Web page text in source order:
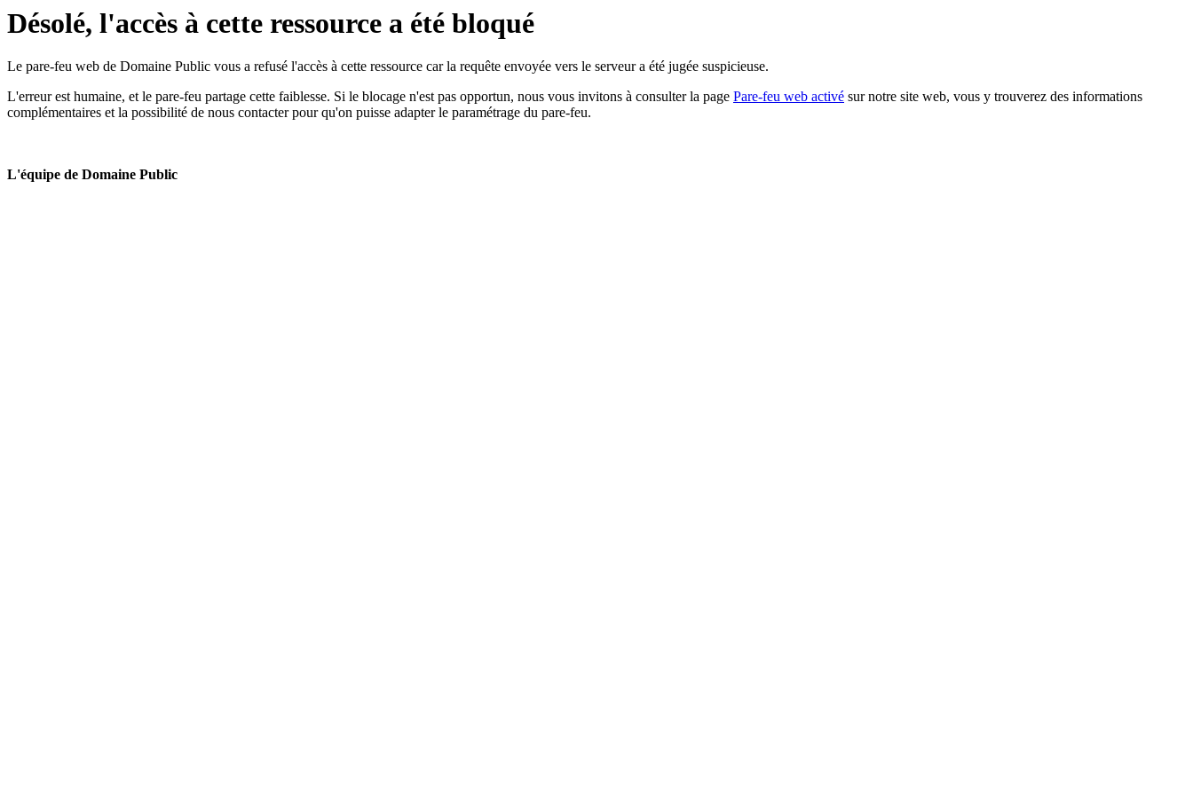
Désolé, l'accès à cette ressource a été bloqué
Le pare-feu web de Domaine Public vous a refusé l'accès à cette ressource car la requête envoyée vers le serveur a été jugée suspicieuse.
L'erreur est humaine, et le pare-feu partage cette faiblesse. Si le blocage n'est pas opportun, nous vous invitons à consulter la page Pare-feu web activé sur notre site web, vous y trouverez des informations
complémentaires et la possibilité de nous contacter pour qu'on puisse adapter le paramétrage du pare-feu.
L'équipe de Domaine Public